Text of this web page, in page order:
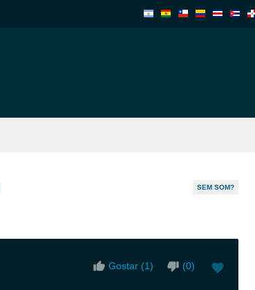
SEM SOM?
Gostar (1) (0)